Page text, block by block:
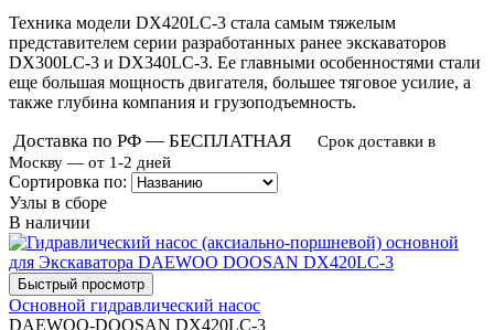
Техника модели DX420LC-3 стала самым тяжелым
представителем серии разработанных ранее экскаваторов
DX300LC-3 и DX340LC-3. Ее главными особенностями стали
еще большая мощность двигателя, большее тяговое усилие, а
также глубина компания и грузоподъемность.
Доставка по РФ — БЕСПЛАТНАЯ
Срок доставки в
Москву — от 1-2 дней
Сортировка по:
Узлы в сборе
В наличии
Основной гидравлический насос
DAEWOO-DOOSAN DX420LC-3